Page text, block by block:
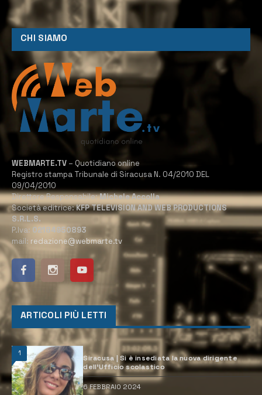
CHI SIAMO
WEBMARTE.TV – Quotidiano online
Registro stampa Tribunale di Siracusa N. 04/2010 DEL
09/04/2010
Direttore Responsabile:Michele Accolla
Società editrice:KFP TELEVISION AND WEB PRODUCTIONS
S.R.L.S.
P.Iva: 02184950893
mail: redazione@webmarte.tv
ARTICOLI PIÙ LETTI
1
Siracusa | Si è insediata la nuova dirigente
dell’Ufficio scolastico
6 FEBBRAIO 2024